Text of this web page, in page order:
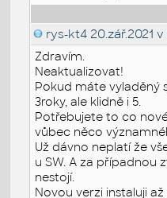
rys-kt4 20.zář.2021
Zdravím.
Neaktualizovat!
Pokud máte vyladěný
3roky, ale klidně i 5.
Potřebujete to co
vůbec něco
Už dávno neplatí že
u SW. A za případnou
nestojí.
Novou verzi instaluji